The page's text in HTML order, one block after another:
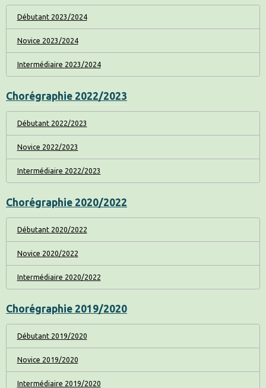
Débutant 2023/2024
Novice 2023/2024
Intermédiaire 2023/2024
Chorégraphie 2022/2023
Débutant 2022/2023
Novice 2022/2023
Intermédiaire 2022/2023
Chorégraphie 2020/2022
Débutant 2020/2022
Novice 2020/2022
Intermédiaire 2020/2022
Chorégraphie 2019/2020
Débutant 2019/2020
Novice 2019/2020
Intermédiaire 2019/2020